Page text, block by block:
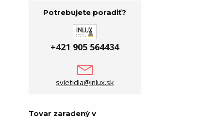
Potrebujete poradiť?
+421 905 564434
svietidla@inlux.sk
Tovar zaradený v